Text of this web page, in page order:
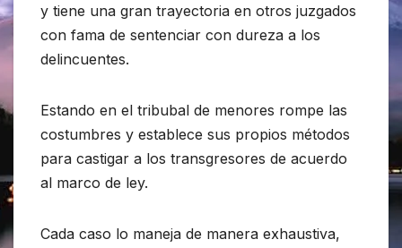
y tiene una gran trayectoria en otros juzgados
con fama de sentenciar con dureza a los
delincuentes.
Estando en el tribubal de menores rompe las
costumbres y establece sus propios métodos
para castigar a los transgresores de acuerdo
al marco de ley.
Cada caso lo maneja de manera exhaustiva,